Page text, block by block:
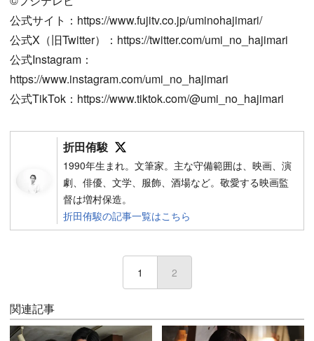
公式サイト：https://www.fujitv.co.jp/uminohajimari/
公式X（旧Twitter）：https://twitter.com/umi_no_hajimari
公式Instagram：
https://www.instagram.com/umi_no_hajimari
公式TikTok：https://www.tiktok.com/@umi_no_hajimari
折田侑駿
1990年生まれ。文筆家。主な守備範囲は、映画、演
劇、俳優、文学、服飾、酒場など。敬愛する映画監
督は増村保造。
折田侑駿の記事一覧はこちら
1 2
関連記事